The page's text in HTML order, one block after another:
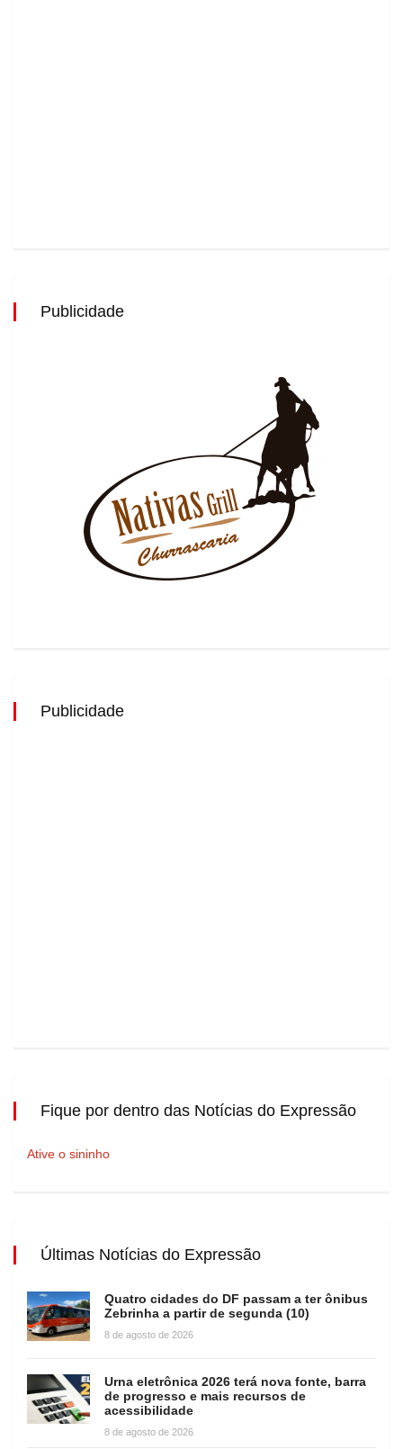
Publicidade
Publicidade
Fique por dentro das Notícias do Expressão
Ative o sininho
Últimas Notícias do Expressão
Quatro cidades do DF passam a ter ônibus
Zebrinha a partir de segunda (10)
8 de agosto de 2026
Urna eletrônica 2026 terá nova fonte, barra
de progresso e mais recursos de
acessibilidade
8 de agosto de 2026